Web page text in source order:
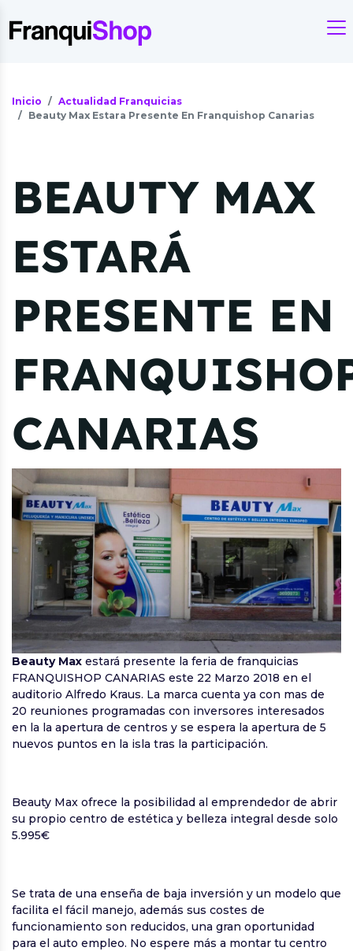
Inicio
Actualidad Franquicias
Beauty Max Estara Presente En Franquishop Canarias
BEAUTY MAX
ESTARÁ
PRESENTE EN
CANARIAS
Beauty Max estará presente la feria de franquicias
FRANQUISHOP CANARIAS este 22 Marzo 2018 en el
auditorio Alfredo Kraus. La marca cuenta ya con mas de
20 reuniones programadas con inversores interesados
en la la apertura de centros y se espera la apertura de 5
nuevos puntos en la isla tras la participación.
Beauty Max ofrece la posibilidad al emprendedor de abrir
su propio centro de estética y belleza integral desde solo
5.995€
Se trata de una enseña de baja inversión y un modelo que
facilita el fácil manejo, además sus costes de
funcionamiento son reducidos, una gran oportunidad
para el auto empleo. No espere más a montar tu centro